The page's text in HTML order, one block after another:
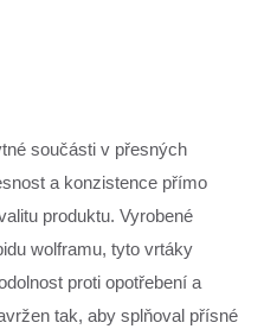
součásti v přesných
a konzistence přímo
produktu. Vyrobené
wolframu, tyto vrtáky
proti opotřebení a
tak, aby splňoval přísné